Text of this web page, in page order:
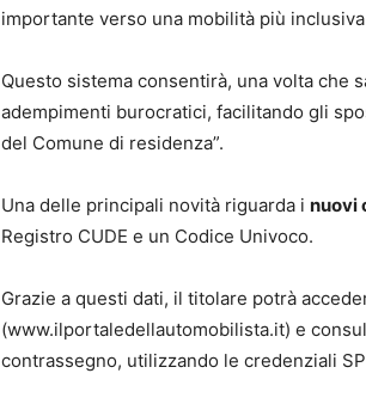
importante verso una mobilità più
Questo sistema consentirà, una volta che
adempimenti burocratici, facilitando gli
del Comune di residenza”.
Una delle principali novità riguarda i nuovi
Registro CUDE e un Codice Univoco.
Grazie a questi dati, il titolare potrà
(www.ilportaledellautomobilista.it) e
contrassegno, utilizzando le credenziali